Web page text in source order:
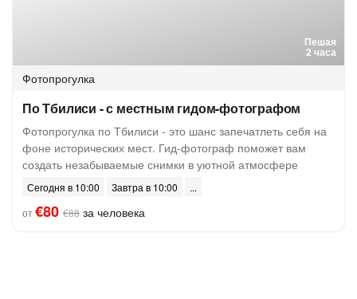
Пешая
2 часа
Фотопрогулка
По Тбилиси - с местным гидом-фотографом
Фотопрогулка по Тбилиси - это шанс запечатлеть себя на
фоне исторических мест. Гид-фотограф поможет вам
создать незабываемые снимки в уютной атмосфере
Сегодня в 10:00
Завтра в 10:00
от€80 €88 за человека